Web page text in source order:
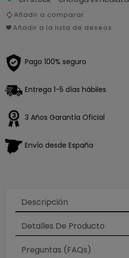
Añadir a comparar
Añadir a la lista de deseos
Pago 100% seguro
Entrega 1-5 días hábiles
3 Años Garantía Oficial
Envío desde España
Descripción
Detalles De Producto
Preguntas (FAQs)